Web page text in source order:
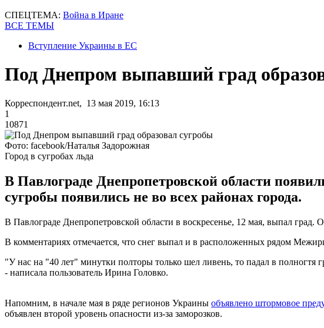
СПЕЦТЕМА: Война в Иране
ВСЕ ТЕМЫ
Вступление Украины в ЕС
Под Днепром выпавший град
Корреспондент.net, 13 мая 2019, 16:13
1
10871
Фото: facebook/Наталья Задорожная
Город в сугробах льда
В Павлограде Днепропетровской области
сугробы появились не во всех районах города.
В Павлограде Днепропетровской области в воскресенье, 12 мая, выпал
В комментариях отмечается, что снег выпал и в расположенных рядом
"У нас на "40 лет" минутки полторы только шел ливень, то падал в
- написала пользователь Ирина Головко.
Напомним, в начале мая в ряде регионов Украины объявлено штормовое
объявлен второй уровень опасности из-за заморозков.